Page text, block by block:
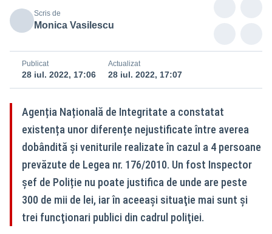
Scris de
Monica Vasilescu
Publicat
28 iul. 2022, 17:06
Actualizat
28 iul. 2022, 17:07
Agenția Națională de Integritate a constatat
existența unor diferențe nejustificate între averea
dobândită și veniturile realizate în cazul a 4 persoane
prevăzute de Legea nr. 176/2010. Un fost Inspector
şef de Poliție nu poate justifica de unde are peste
300 de mii de lei, iar în aceeaşi situaţie mai sunt şi
trei funcţionari publici din cadrul poliţiei.